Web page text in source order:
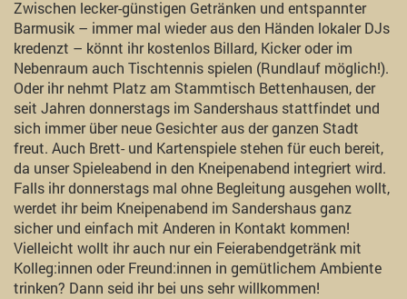
Zwischen lecker-günstigen Getränken und entspannter
Barmusik – immer mal wieder aus den Händen lokaler DJs
kredenzt – könnt ihr kostenlos Billard, Kicker oder im
Nebenraum auch Tischtennis spielen (Rundlauf möglich!).
Oder ihr nehmt Platz am Stammtisch Bettenhausen, der
seit Jahren donnerstags im Sandershaus stattfindet und
sich immer über neue Gesichter aus der ganzen Stadt
freut. Auch Brett- und Kartenspiele stehen für euch bereit,
da unser Spieleabend in den Kneipenabend integriert wird.
Falls ihr donnerstags mal ohne Begleitung ausgehen wollt,
werdet ihr beim Kneipenabend im Sandershaus ganz
sicher und einfach mit Anderen in Kontakt kommen!
Vielleicht wollt ihr auch nur ein Feierabendgetränk mit
Kolleg:innen oder Freund:innen in gemütlichem Ambiente
trinken? Dann seid ihr bei uns sehr willkommen!